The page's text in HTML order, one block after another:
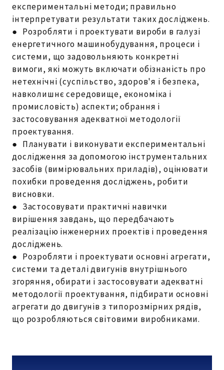
експериментальні методи; правильно
інтерпретувати результати таких досліджень.
● Розробляти і проектувати вироби в галузі
енергетичного машинобудування, процеси і
системи, що задовольняють конкретні
вимоги, які можуть включати обізнаність про
нетехнічні (суспільство, здоров'я і безпека,
навколишнє середовище, економіка і
промисловість) аспекти; обрання і
застосовування адекватної методології
проектування.
● Планувати і виконувати експериментальні
дослідження за допомогою інструментальних
засобів (вимірювальних приладів), оцінювати
похибки проведення досліджень, робити
висновки.
● Застосовувати практичні навички
вирішення завдань, що передбачають
реалізацію інженерних проектів і проведення
досліджень.
● Розробляти і проектувати основні агрегати,
системи та деталі двигунів внутрішнього
згоряння, обирати і застосовувати адекватні
методології проектування, підбирати основні
агрегати до двигунів з типорозмірних рядів,
що розробляються світовими виробниками.